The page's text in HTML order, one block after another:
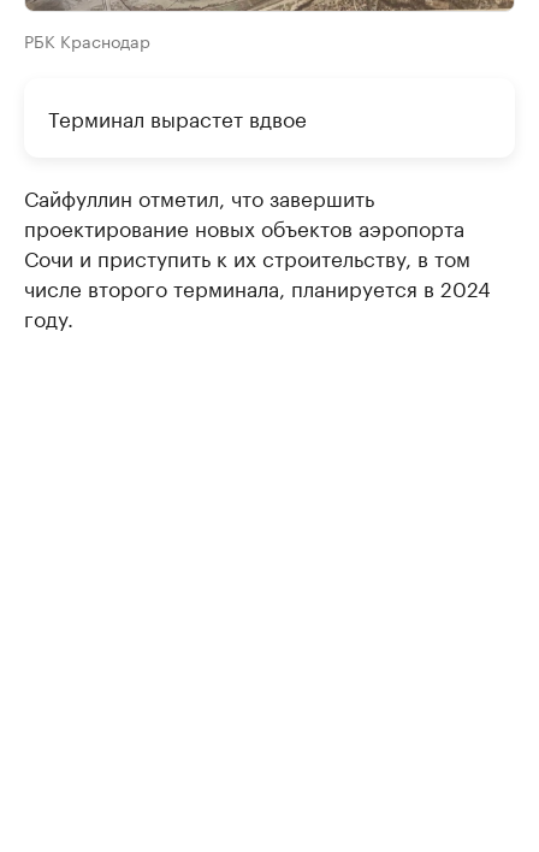
РБК Краснодар
Терминал вырастет вдвое
Сайфуллин отметил, что завершить
проектирование новых объектов аэропорта
Сочи и приступить к их строительству, в том
числе второго терминала, планируется в 2024
году.